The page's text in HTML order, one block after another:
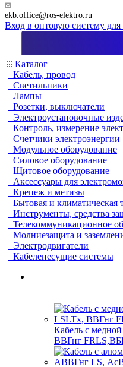
ekb.office@ros-elektro.ru
Вход в оптовую систему
Каталог
Кабель, провод
Светильники
Лампы
Розетки, выключатели
Электроустановочные
Контроль, измерение
Счетчики электроэнергии
Модульное оборудование
Силовое оборудование
Щитовое оборудование
Аксессуары для
Крепеж и метизы
Бытовая и климатическая
Инструменты, средства
Телекоммуникационное
Молниезащита и
Электродвигатели
Кабеленесущие системы
Кабель с
ВВГнг